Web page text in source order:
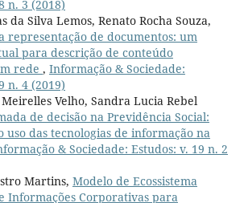
n. 3 (2018)
da Silva Lemos, Renato Rocha Souza,
representação de documentos: um
para descrição de conteúdo
rede , Informação & Sociedade:
n. 4 (2019)
Velho, Sandra Lucia Rebel
de decisão na Previdência Social:
uso das tecnologias de informação na
& Sociedade: Estudos: v. 19 n. 2
Martins, Modelo de Ecossistema
Informações Corporativas para